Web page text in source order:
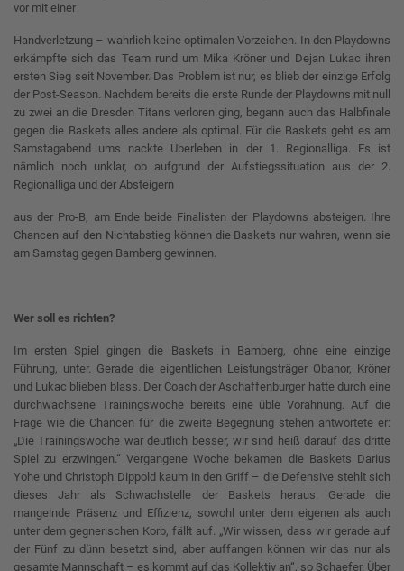
vor mit einer
Handverletzung – wahrlich keine optimalen Vorzeichen. In den Playdowns
erkämpfte sich das Team rund um Mika Kröner und Dejan Lukac ihren
ersten Sieg seit November. Das Problem ist nur, es blieb der einzige Erfolg
der Post-Season. Nachdem bereits die erste Runde der Playdowns mit null
zu zwei an die Dresden Titans verloren ging, begann auch das Halbfinale
gegen die Baskets alles andere als optimal. Für die Baskets geht es am
Samstagabend ums nackte Überleben in der 1. Regionalliga. Es ist
nämlich noch unklar, ob aufgrund der Aufstiegssituation aus der 2.
Regionalliga und der Absteigern
aus der Pro-B, am Ende beide Finalisten der Playdowns absteigen. Ihre
Chancen auf den Nichtabstieg können die Baskets nur wahren, wenn sie
am Samstag gegen Bamberg gewinnen.
Wer soll es richten?
Im ersten Spiel gingen die Baskets in Bamberg, ohne eine einzige
Führung, unter. Gerade die eigentlichen Leistungsträger Obanor, Kröner
und Lukac blieben blass. Der Coach der Aschaffenburger hatte durch eine
durchwachsene Trainingswoche bereits eine üble Vorahnung. Auf die
Frage wie die Chancen für die zweite Begegnung stehen antwortete er:
„Die Trainingswoche war deutlich besser, wir sind heiß darauf das dritte
Spiel zu erzwingen.“ Vergangene Woche bekamen die Baskets Darius
Yohe und Christoph Dippold kaum in den Griff – die Defensive stehlt sich
dieses Jahr als Schwachstelle der Baskets heraus. Gerade die
mangelnde Präsenz und Effizienz, sowohl unter dem eigenen als auch
unter dem gegnerischen Korb, fällt auf. „Wir wissen, dass wir gerade auf
der Fünf zu dünn besetzt sind, aber auffangen können wir das nur als
gesamte Mannschaft – es kommt auf das Kollektiv an“, so Schaefer. Über